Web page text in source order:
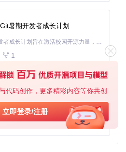
代码创作，更多精彩内容等你共创
立即登录/注册
暑期开发者成长计划
「源启盛夏」暑期校园开发者成长计划旨在激活校园开源力量，通过积分激励、认证扶持、资源倾斜等形式，引导高校组织和开发者完成「入驻 — 建项目 — 做贡献 — 获认证 — 得资源」的完整闭环。无论你是想带领社团入驻平台的组织者，还是希望用代码贡献证明自己的开发者，都能在这里找到属于你的成长路径。
1
基于Python的Xiaozhi AI，适用于想要完整Xiaozhi体验而无需拥有专用硬件的用户。
1